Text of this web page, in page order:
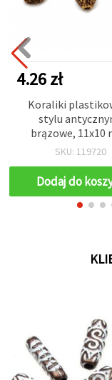
4.26 zł
Koraliki
stylu
brązowe, 11x10
otwór 2 mm, do
szt.)
SKU: 119720
Dodaj do